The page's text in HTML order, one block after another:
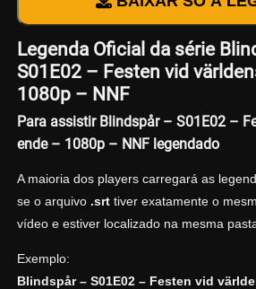
Legenda Oficial da série
S01E02 – Festen vid
1080p – NNF
Para assistir Blindspår – S01E02 –
ende – 1080p – NNF legendado
A maioria dos players carregará as
se o arquivo .srttiver exatamente o
vídeo e estiver localizado na mesma
Exemplo:
Blindspår – S01E02 – Festen vid